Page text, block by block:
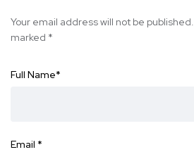
Your email address will not be published.
marked *
Full Name*
Email *